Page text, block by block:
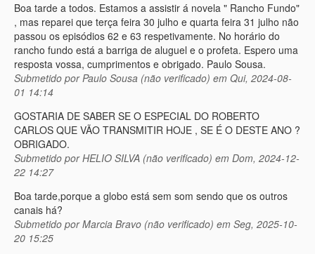
Boa tarde a todos. Estamos a assistir á novela " Rancho Fundo"
, mas reparei que terça feira 30 julho e quarta feira 31 julho não
passou os episódios 62 e 63 respetivamente. No horário do
rancho fundo está a barriga de aluguel e o profeta. Espero uma
resposta vossa, cumprimentos e obrigado. Paulo Sousa.
Submetido porPaulo Sousa (não verificado) em Qui, 2024-08-
01 14:14
GOSTARIA DE SABER SE O ESPECIAL DO ROBERTO
CARLOS QUE VÃO TRANSMITIR HOJE , SE É O DESTE ANO ?
OBRIGADO.
Submetido porHELIO SILVA (não verificado) em Dom, 2024-12-
22 14:27
Boa tarde,porque a globo está sem som sendo que os outros
canais há?
Submetido porMarcia Bravo (não verificado) em Seg, 2025-10-
20 15:25